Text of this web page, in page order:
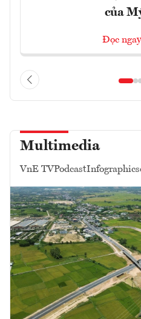
của
Đọc
Multimedia
VnE TVPodcastInfographics